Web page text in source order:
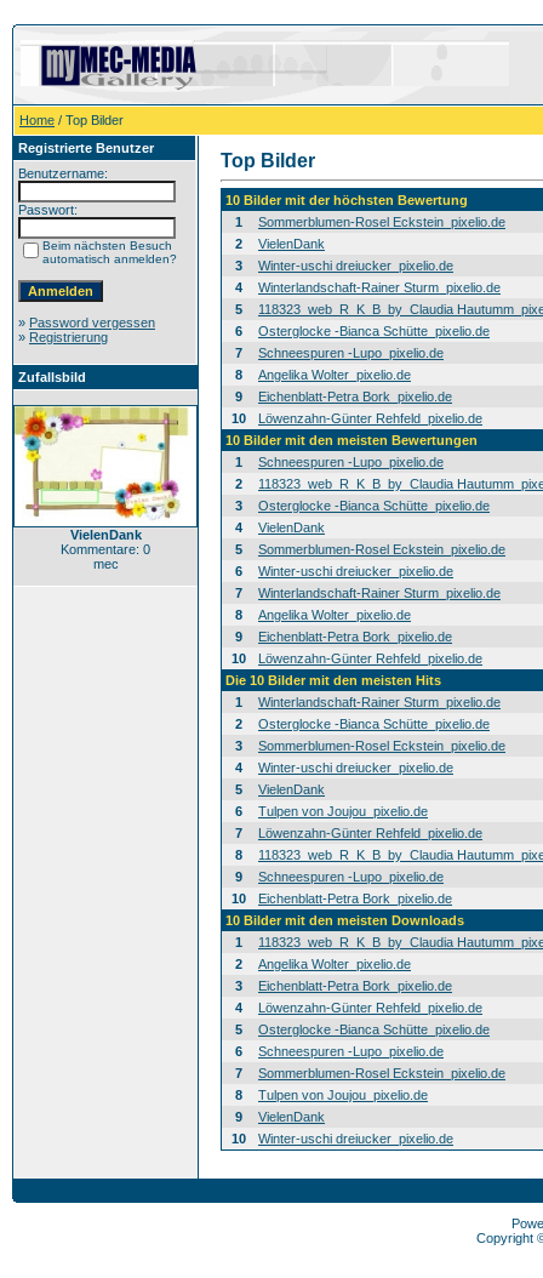
Home / Top Bilder
Registrierte Benutzer
Benutzername:
Passwort:
Beim nächsten Besuch
automatisch anmelden?
» Password vergessen
» Registrierung
Zufallsbild
VielenDank
Kommentare: 0
mec
Top Bilder
10 Bilder mit der höchsten Bewertung
1
Sommerblumen-Rosel Eckstein_pixelio.de
2
VielenDank
3
Winter-uschi dreiucker_pixelio.de
4
Winterlandschaft-Rainer Sturm_pixelio.de
5
118323_web_R_K_B_by_Claudia
6
Osterglocke -Bianca Schütte_pixelio.de
7
Schneespuren -Lupo_pixelio.de
8
Angelika Wolter_pixelio.de
9
Eichenblatt-Petra Bork_pixelio.de
10
Löwenzahn-Günter Rehfeld_pixelio.de
10 Bilder mit den meisten Bewertungen
1
Schneespuren -Lupo_pixelio.de
2
118323_web_R_K_B_by_Claudia
3
Osterglocke -Bianca Schütte_pixelio.de
4
VielenDank
5
Sommerblumen-Rosel Eckstein_pixelio.de
6
Winter-uschi dreiucker_pixelio.de
7
Winterlandschaft-Rainer Sturm_pixelio.de
8
Angelika Wolter_pixelio.de
9
Eichenblatt-Petra Bork_pixelio.de
10
Löwenzahn-Günter Rehfeld_pixelio.de
Die 10 Bilder mit den meisten Hits
1
Winterlandschaft-Rainer Sturm_pixelio.de
2
Osterglocke -Bianca Schütte_pixelio.de
3
Sommerblumen-Rosel Eckstein_pixelio.de
4
Winter-uschi dreiucker_pixelio.de
5
VielenDank
6
Tulpen von Joujou_pixelio.de
7
Löwenzahn-Günter Rehfeld_pixelio.de
8
118323_web_R_K_B_by_Claudia
9
Schneespuren -Lupo_pixelio.de
10
Eichenblatt-Petra Bork_pixelio.de
10 Bilder mit den meisten Downloads
1
118323_web_R_K_B_by_Claudia
2
Angelika Wolter_pixelio.de
3
Eichenblatt-Petra Bork_pixelio.de
4
Löwenzahn-Günter Rehfeld_pixelio.de
5
Osterglocke -Bianca Schütte_pixelio.de
6
Schneespuren -Lupo_pixelio.de
7
Sommerblumen-Rosel Eckstein_pixelio.de
8
Tulpen von Joujou_pixelio.de
9
VielenDank
10
Winter-uschi dreiucker_pixelio.de
Copyright